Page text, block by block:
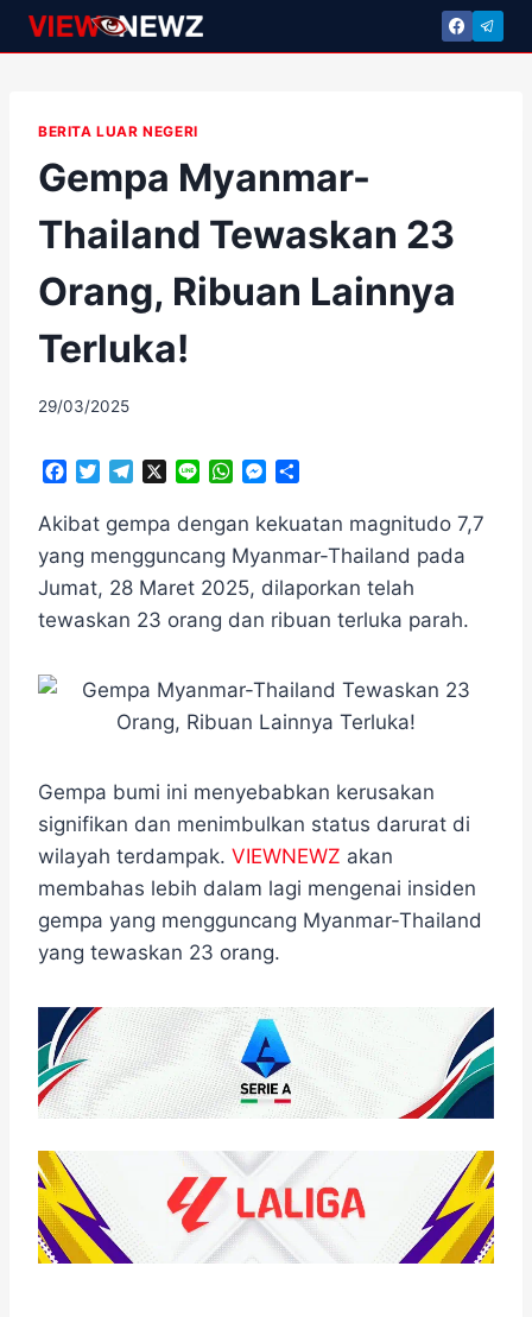
Skip
to
BERITA LUAR NEGERI
Gempa Myanmar-
Thailand Tewaskan 23
Orang, Ribuan Lainnya
Terluka!
By
29/03/2025
c
b
o
o
t
e
r
l
g
a
n
W
a
t
s
A
p
M
s
e
n
g
a
e
Akibat gempa dengan kekuatan magnitudo 7,7
yang mengguncang Myanmar-Thailand pada
Jumat, 28 Maret 2025, dilaporkan telah
tewaskan 23 orang dan ribuan terluka parah.
Gempa bumi ini menyebabkan kerusakan
signifikan dan menimbulkan status darurat di
wilayah terdampak. VIEWNEWZ akan
membahas lebih dalam lagi mengenai insiden
gempa yang mengguncang Myanmar-Thailand
yang tewaskan 23 orang.